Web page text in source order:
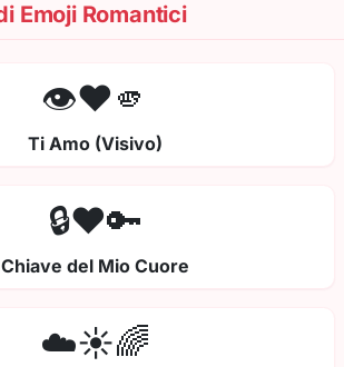
Emoji Romantici
👁️❤️🫵
Ti Amo (Visivo)
🔒❤️🔑
Chiave del Mio Cuore
☁️☀️🌈